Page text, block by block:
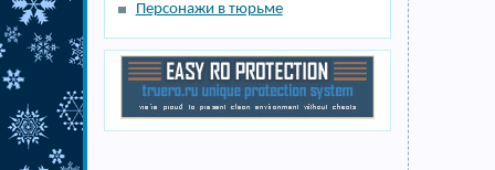
Персонажи в тюрьме